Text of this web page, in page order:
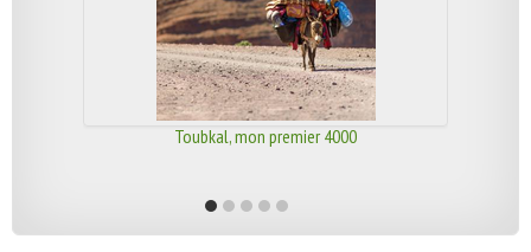
Toubkal, mon premier 4000